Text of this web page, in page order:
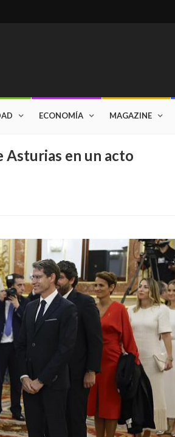
ECONOMÍA MAGAZINE
Asturias en un acto